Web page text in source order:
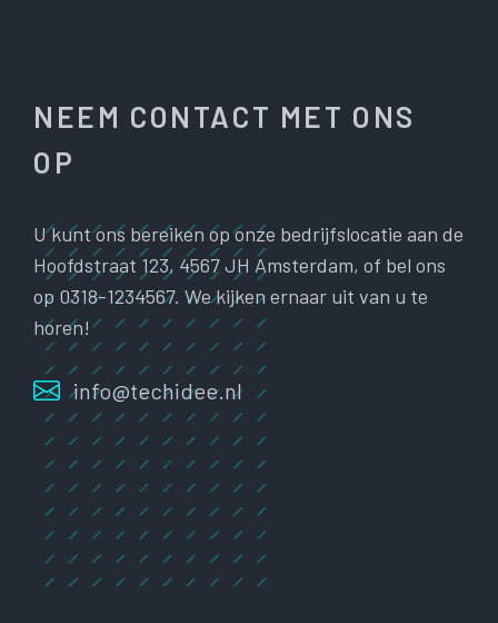
NEEM CONTACT MET ONS
OP
U kunt ons bereiken op onze bedrijfslocatie aan de
Hoofdstraat 123, 4567 JH Amsterdam, of bel ons
op 0318-1234567. We kijken ernaar uit van u te
horen!
info@techidee.nl